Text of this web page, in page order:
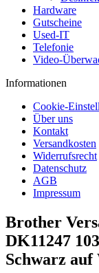
Hardware
Gutscheine
Used-IT
Telefonie
Video-
Informationen
Cookie-
Über uns
Kontakt
Versandkosten
Widerrufsrecht
Datenschutz
AGB
Impressum
Brother
DK11247
Schwarz auf